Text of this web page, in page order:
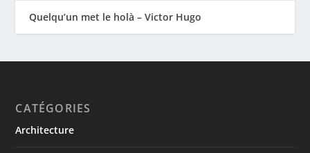
Quelqu’un met le holà – Victor Hugo
CATÉGORIES
Architecture